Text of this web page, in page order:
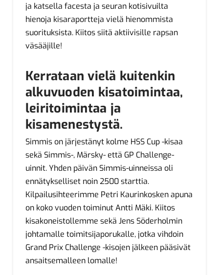
ja katsella facesta ja seuran kotisivuilta
hienoja kisaraportteja vielä hienommista
suorituksista. Kiitos siitä aktiivisille rapsan
väsääjille!
Kerrataan vielä kuitenkin
alkuvuoden kisatoimintaa,
leiritoimintaa ja
kisamenestystä.
Simmis on järjestänyt kolme HSS Cup -kisaa
sekä Simmis-, Märsky- että GP Challenge-
uinnit. Yhden päivän Simmis-uinneissa oli
ennätykselliset noin 2500 starttia.
Kilpailusihteerimme Petri Kaurinkosken apuna
on koko vuoden toiminut Antti Mäki. Kiitos
kisakoneistollemme sekä Jens Söderholmin
johtamalle toimitsijaporukalle, jotka vihdoin
Grand Prix Challenge -kisojen jälkeen pääsivät
ansaitsemalleen lomalle!